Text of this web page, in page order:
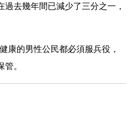
去幾年間已減少了三分之一，
的男性公民都必須服兵役，
。